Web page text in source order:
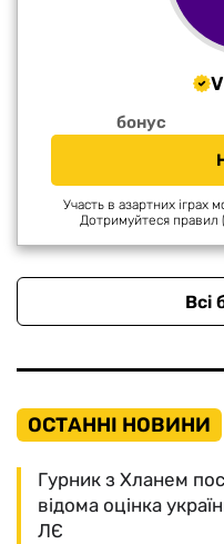
бонус
Участь в азартних іграх
Дотримуйтеся правил
Всі
ОСТАННІ НОВИНИ
Гурник з Хланем
відома оцінка
ЛЄ